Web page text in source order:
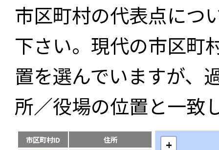
市区町村の代表点につ
下さい。現代の市区町
置を選んでいますが、
所／役場の位置と一致
市区町村ID
住所
+